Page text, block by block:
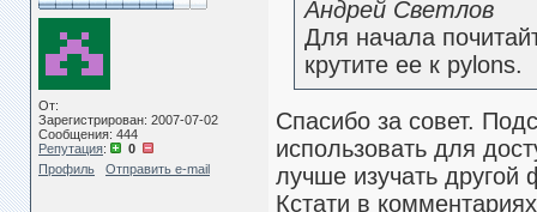
От:
Зарегистрирован: 2007-07-02
Сообщения: 444
Репутация:
0
Профиль
Отправить e-mail
Андрей Светлов
Для начала
крутите ее к pylons.
Спасибо за совет.
использовать для
лучше изучать другой
Кстати в